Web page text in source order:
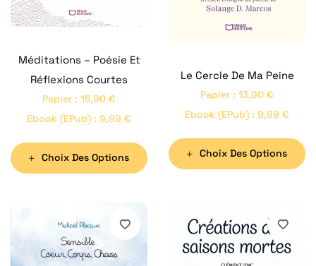
Méditations – Poésie Et
Réflexions Courtes
Papier : 15,90 €
Ebook (ePub) : 9,99 €
Choix Des Options
Le Cercle De Ma Peine
Papier : 13,90 €
Ebook (ePub) : 9,99 €
Choix Des Options